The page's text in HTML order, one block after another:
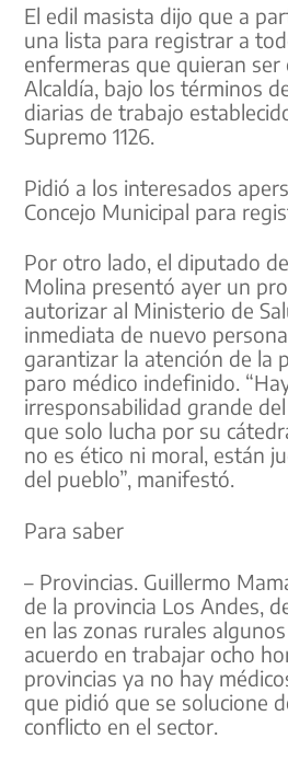
El edil masista dijo que a
una lista para registrar a
enfermeras que quieran
Alcaldía, bajo los términos
diarias de trabajo
Supremo 1126.
Pidió a los interesados
Concejo Municipal para
Por otro lado, el diputado
Molina presentó ayer un
autorizar al Ministerio de
inmediata de nuevo
garantizar la atención de la
paro médico indefinido.
irresponsabilidad grande
que solo lucha por su
no es ético ni moral, están
del pueblo”, manifestó.
Para saber
– Provincias. Guillermo
de la provincia Los Andes,
en las zonas rurales
acuerdo en trabajar ocho
provincias ya no hay
que pidió que se solucione
conflicto en el sector.